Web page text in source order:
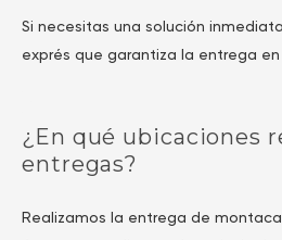
Si necesitas una solución
exprés que garantiza la entrega
¿En qué ubicaciones
entregas?
Realizamos la entrega de